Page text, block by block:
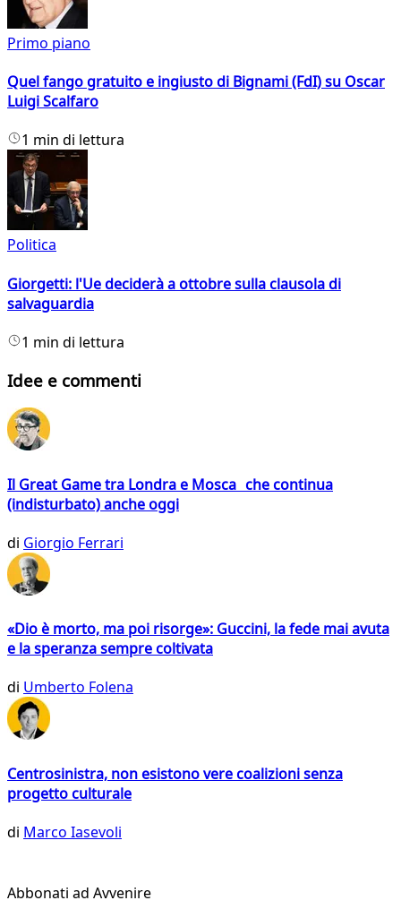
Primo piano
Quel fango gratuito e ingiusto di Bignami (FdI) su Oscar
Luigi Scalfaro
1 min di lettura
Politica
Giorgetti: l'Ue deciderà a ottobre sulla clausola di
salvaguardia
1 min di lettura
Idee e commenti
Il Great Game tra Londra e Mosca che continua
(indisturbato) anche oggi
di Giorgio Ferrari
«Dio è morto, ma poi risorge»: Guccini, la fede mai avuta
e la speranza sempre coltivata
di Umberto Folena
Centrosinistra, non esistono vere coalizioni senza
progetto culturale
di Marco Iasevoli
Abbonati ad Avvenire